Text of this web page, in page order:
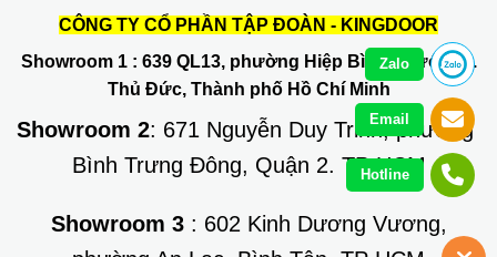
CÔNG TY CỔ PHẦN TẬP ĐOÀN - KINGDOOR
Showroom 1: 639 QL13, phường Hiệp Bình Phước, Q.
Thủ Đức, Thành phố Hồ Chí Minh
Showroom 2: 671 Nguyễn Duy Trinh, phường
Bình Trưng Đông, Quận 2. TP HCM
Showroom 3: 602 Kinh Dương Vương,
Zalo
Email
Hotline